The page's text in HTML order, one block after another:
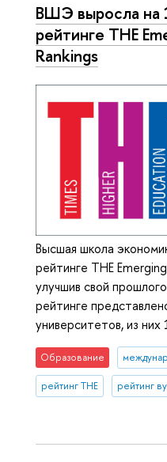
ВШЭ выросла на
рейтинге THE
Rankings
Высшая школа
рейтинге THE
улучшив свой
рейтинге
университетов, из
Образование
рейтинг THE рейтинг